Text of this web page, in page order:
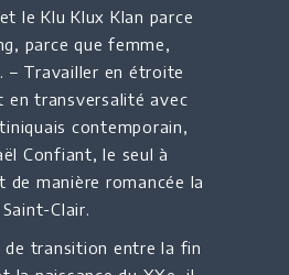
le Klu Klux Klan parce
parce que femme,
– Travailler en étroite
en transversalité avec
contemporain,
Confiant, le seul à
de manière romancée la
Clair.
de transition entre la fin